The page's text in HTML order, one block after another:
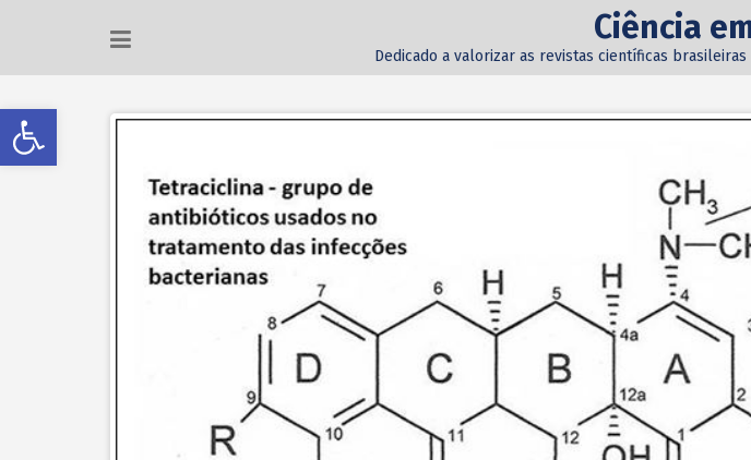
Abrir a barra de ferramentas
Ciência
Dedicado a valorizar as revistas científicas